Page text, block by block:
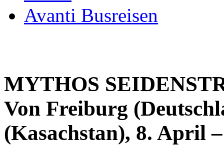
Avanti Busreisen
MYTHOS
Von Freiburg
(Kasachstan), 8. April